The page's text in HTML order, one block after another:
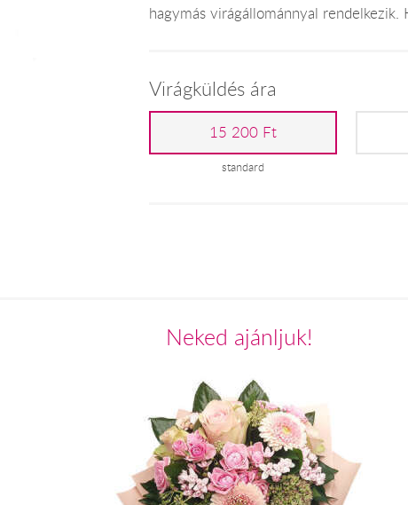
hagymás virágállománnyal rendelkezik.
Virágküldés ára
15 200 Ft
standard
Neked ajánljuk!